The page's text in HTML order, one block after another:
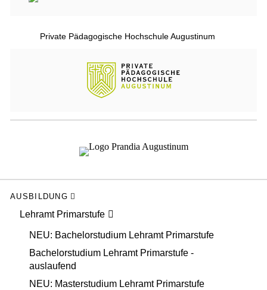
Private Pädagogische Hochschule Augustinum
AUSBILDUNG
Lehramt Primarstufe
NEU: Bachelorstudium Lehramt Primarstufe
Bachelorstudium Lehramt Primarstufe -
auslaufend
NEU: Masterstudium Lehramt Primarstufe